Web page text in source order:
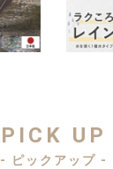
PICK UP
- ピックアップ -